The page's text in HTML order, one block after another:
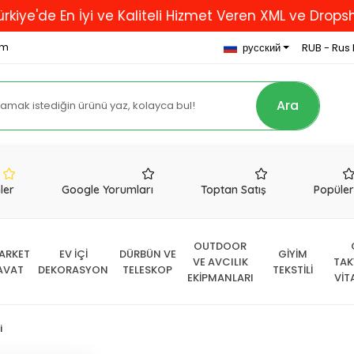
İyi ve Kaliteli Hizmet Veren XML ve Dropshipping
русский RUB -
Ara
Google Yorumları Toptan Satış Popüler
EV İÇİ
DEKORASYON
DÜRBÜN VE
TELESKOP
OUTDOOR
VE AVCILIK
EKİPMANLARI
GİYİM
TEKSTİLİ